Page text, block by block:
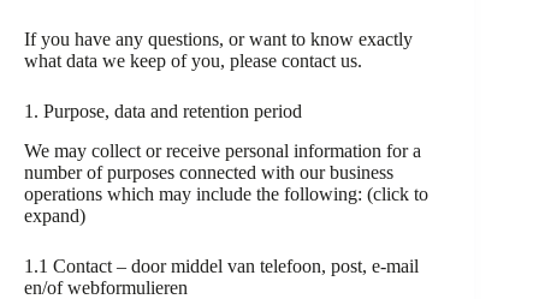
If you have any questions, or want to know exactly
what data we keep of you, please contact us.
1. Purpose, data and retention period
We may collect or receive personal information for a
number of purposes connected with our business
operations which may include the following: (click to
expand)
1.1 Contact – door middel van telefoon, post, e-mail
en/of webformulieren